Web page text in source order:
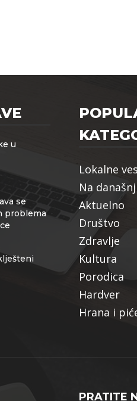
u
se
problema
Lokalne
Na
Aktuelno
Društvo
Zdravlje
Kultura
Porodica
Hardver
Hrana i
PRATITE